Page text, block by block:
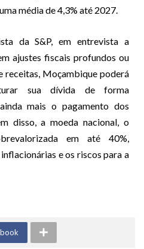
média de 4,3% até 2027.
da S&P, em entrevista a
ajustes fiscais profundos ou
receitas, Moçambique poderá
sua dívida de forma
mais o pagamento dos
disso, a moeda nacional, o
em até 40%,
e os riscos para a